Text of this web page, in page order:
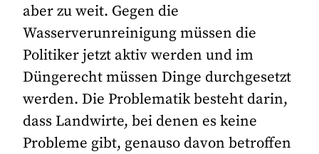
aber zu weit. Gegen die
Wasserverunreinigung müssen die
Politiker jetzt aktiv werden und im
Düngerecht müssen Dinge durchgesetzt
werden. Die Problematik besteht darin,
dass Landwirte, bei denen es keine
Probleme gibt, genauso davon betroffen